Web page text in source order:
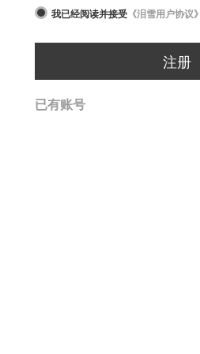
我已经阅读并接受 《泪雪用户协议》
已有账号